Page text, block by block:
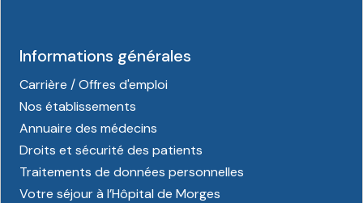
Informations générales
Carrière / Offres d'emploi
Nos établissements
Annuaire des médecins
Droits et sécurité des patients
Traitements de données personnelles
Votre séjour à l’Hôpital de Morges